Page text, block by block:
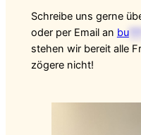
Schreibe uns gerne
oder per Email an bu***
stehen wir bereit alle
zögere nicht!